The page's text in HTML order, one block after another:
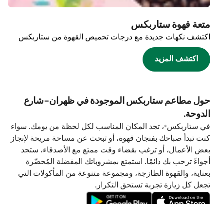
متعة قهوة ستاربكس
اكتشف نكهات جديدة مع درجات تحميص القهوة من ستاربكس
اكتشف المزيد
حول مطاعم ستاربكس الموجودة في ظهران-شارع
الدوحة.
في ستاربكس®، تجد المكان المناسب لكل لحظة من يومك. سواء
كنت تبدأ صباحك بفنجان قهوة، أو تبحث عن مساحة مريحة لإنجاز
بعض الأعمال، أو ترغب بقضاء وقت ممتع مع الأصدقاء، ستجد
أجواءً ترحب بك دائمًا. استمتع بمشروباتك المفضلة المُحضّرة
بعناية، والقهوة الطازجة، ومجموعة متنوعة من المأكولات التي
تجعل كل زيارة تجربة تستحق التكرار.